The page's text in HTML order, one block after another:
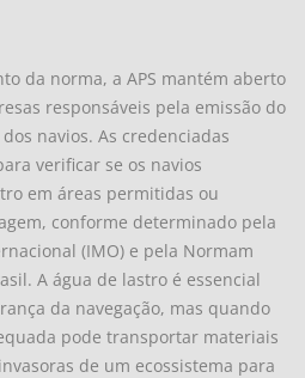
da norma, a APS mantém aberto
responsáveis pela emissão do
navios. As credenciadas
verificar se os navios
em áreas permitidas ou
conforme determinado pela
(IMO) e pela Normam
A água de lastro é essencial
da navegação, mas quando
pode transportar materiais
de um ecossistema para